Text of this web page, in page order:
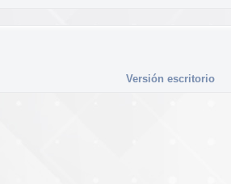
Versión escritorio